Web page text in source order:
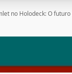
no Holodeck: O